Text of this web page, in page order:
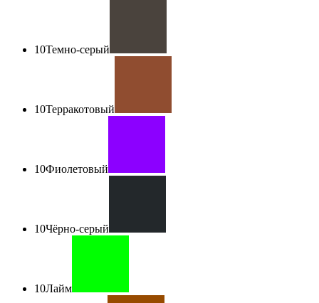
10Темно-серый
10Терракотовый
10Фиолетовый
10Чёрно-серый
10Лайм